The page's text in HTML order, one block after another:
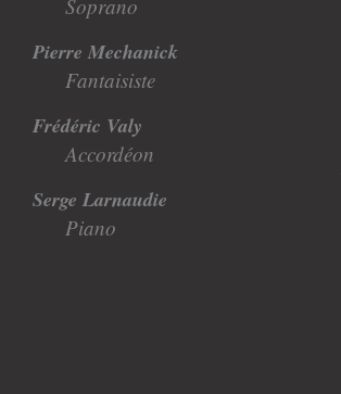
Soprano
Pierre Mechanick
Fantaisiste
Frédéric Valy
Accordéon
Serge Larnaudie
Piano